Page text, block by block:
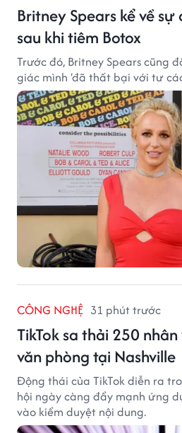
Britney Spears kể về
sau khi tiêm Botox
Trước đó, Britney Spears cũng
giác mình 'đã thất bại với tư
CÔNG NGHỆ 31 phút trước
TikTok sa thải 250
văn phòng tại Nashville
Động thái của TikTok diễn ra
hội ngày càng đẩy mạnh ứng
vào kiểm duyệt nội dung.